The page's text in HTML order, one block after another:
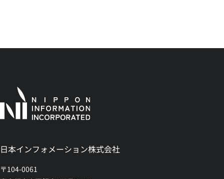
日本インフォメーション株式会社
〒104-0061